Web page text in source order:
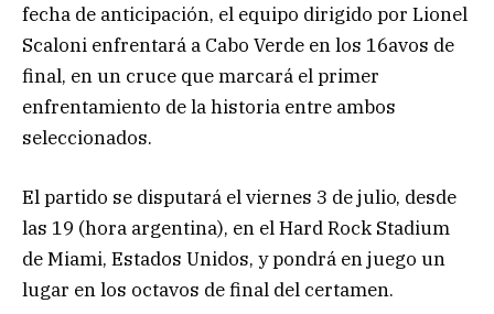
fecha de anticipación, el equipo dirigido por Lionel
Scaloni enfrentará a Cabo Verde en los 16avos de
final, en un cruce que marcará el primer
enfrentamiento de la historia entre ambos
seleccionados.
El partido se disputará el viernes 3 de julio, desde
las 19 (hora argentina), en el Hard Rock Stadium
de Miami, Estados Unidos, y pondrá en juego un
lugar en los octavos de final del certamen.